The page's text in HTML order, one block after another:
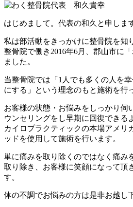
はじめまして。代表の和久と申しま
私は部活動をきっかけに整骨院を知
整骨院で働き2016年6月、郡山市に
ました。
当整骨院では「1人でも多くの人を
にする」という理念のもと施術を行
お客様の状態・お悩みをしっかり伺
ウンセリングをし早期に回復できる
カイロプラクティックの本場アメリ
ッドを使用して施術を行います。
単に痛みを取り除くのではなく痛み
取り除き、お客様に笑顔になって頂
す。
体の不調でお悩みの方は是非お越し